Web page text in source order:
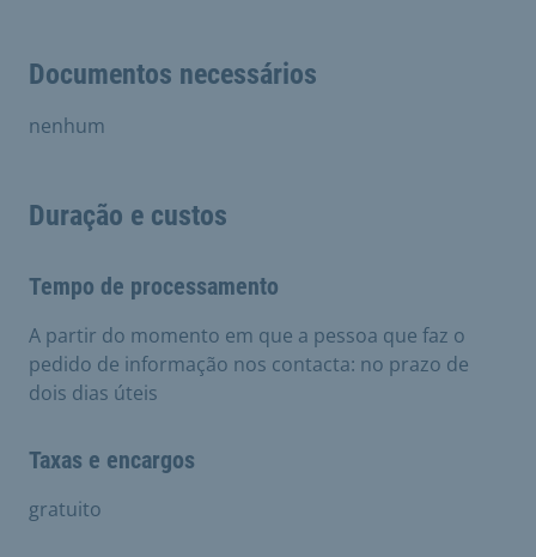
Documentos necessários
nenhum
Duração e custos
Tempo de processamento
A partir do momento em que a pessoa que faz o
pedido de informação nos contacta: no prazo de
dois dias úteis
Taxas e encargos
gratuito